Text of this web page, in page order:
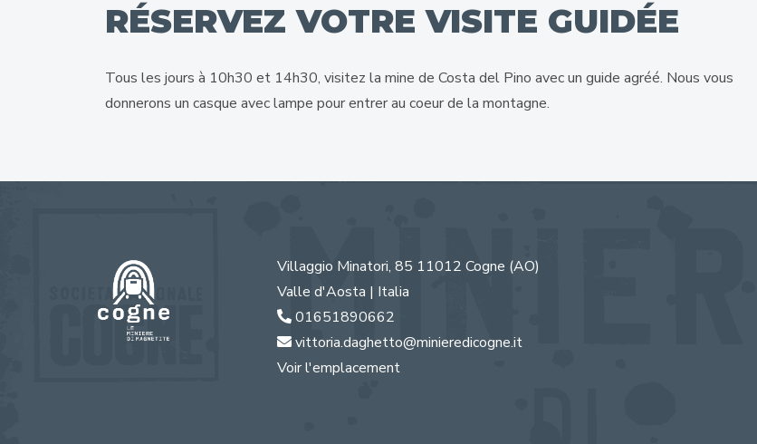
RÉSERVEZ VOTRE VISITE GUIDÉE
Tous les jours à 10h30 et 14h30, visitez la mine de Costa del Pino avec un guide agréé. Nous vous
donnerons un casque avec lampe pour entrer au coeur de la montagne.
Villaggio Minatori, 85 11012 Cogne (AO)
Valle d'Aosta | Italia
01651890662
vittoria.daghetto@minieredicogne.it
Voir l'emplacement